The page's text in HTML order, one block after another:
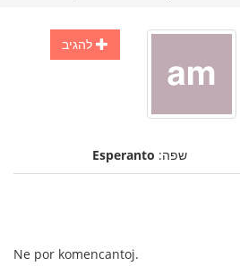
להגיב
שפה: Esperanto
Ne por komencantoj.